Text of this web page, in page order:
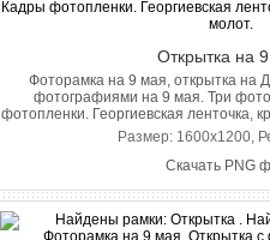
Открытка на
Фоторамка на 9 мая, открытка на
фотографиями на 9 мая. Три
фотопленки. Георгиевская ленточка,
Размер: 1600x1200,
Скачать PNG